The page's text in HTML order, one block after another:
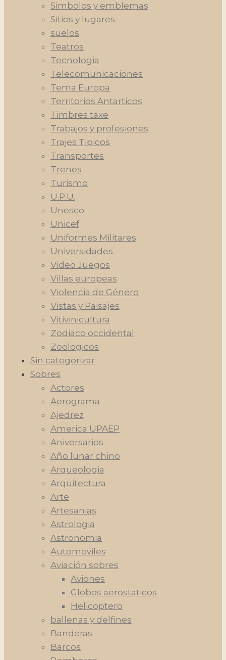
Simbolos y emblemas
Sitios y lugares
suelos
Teatros
Tecnologia
Telecomunicaciones
Tema Europa
Territorios Antarticos
Timbres taxe
Trabajos y profesiones
Trajes Tipicos
Transportes
Trenes
Turismo
U.P.U.
Unesco
Unicef
Uniformes Militares
Universidades
Video Juegos
Villas europeas
Violencia de Género
Vistas y Paisajes
Vitivinicultura
Zodiaco occidental
Zoologicos
Sin categorizar
Sobres
Actores
Aerograma
Ajedrez
America UPAEP
Aniversarios
Año lunar chino
Arqueologia
Arquitectura
Arte
Artesanias
Astrologia
Astronomia
Automoviles
Aviación sobres
Aviones
Globos aerostaticos
Helicoptero
ballenas y delfines
Banderas
Barcos